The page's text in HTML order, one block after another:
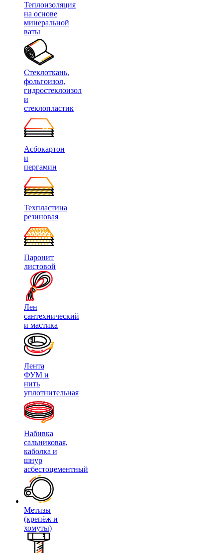
Теплоизоляция
на основе
минеральной
ваты
Стеклоткань,
фольгоизол,
гидростеклоизол
и
стеклопластик
Асбокартон
и
пергамин
Техпластина
резиновая
Паронит
листовой
Лен
сантехнический
и мастика
Лента
ФУМ и
нить
уплотнительная
Набивка
сальниковая,
каболка и
шнур
асбестоцементный
Метизы
(крепёж и
хомуты)